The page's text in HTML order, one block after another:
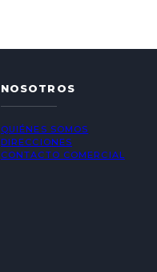
NOSOTROS
QUIÉNES SOMOS
DIRECCIONES
CONTACTO COMERCIAL